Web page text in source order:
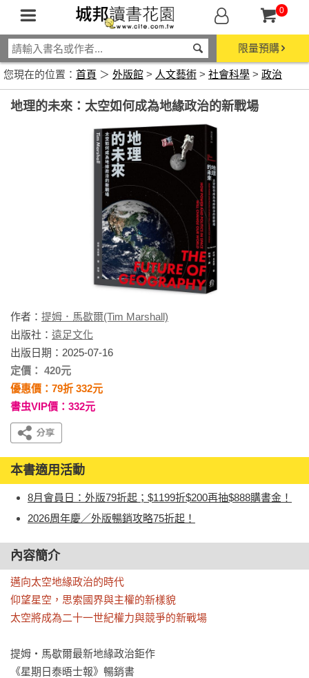
0
限量預購
您現在的位置： 首頁 ＞ 外版館 > 人文藝術 > 社會科學 > 政治
地理的未來：太空如何成為地緣政治的新戰場
作者： 提姆．馬歇爾(Tim Marshall)
出版社： 遠足文化
出版日期：2025-07-16
定價： 420元
優惠價：79折 332元
書虫VIP價：332元
本書適用活動
8月會員日：外版79折起；$1199折$200再抽$888購書金！
2026周年慶／外版暢銷攻略75折起！
內容簡介
邁向太空地緣政治的時代
仰望星空，思索國界與主權的新樣貌
太空將成為二十一世紀權力與競爭的新戰場
提姆・馬歇爾最新地緣政治鉅作
《星期日泰晤士報》暢銷書